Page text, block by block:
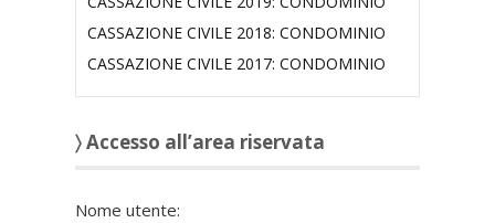
CASSAZIONE CIVILE 2018: CONDOMINIO
CASSAZIONE CIVILE 2017: CONDOMINIO
〉 Accesso all’area riservata
Nome utente: